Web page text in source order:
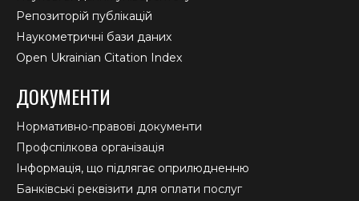
Репозиторій публікацій
Наукометричні бази даних
Open Ukrainian Citation Index
ДОКУМЕНТИ
Нормативно-правові документи
Профспілкова організація
Інформація, що підлягає оприлюдненню
Банківські реквізити для оплати послуг